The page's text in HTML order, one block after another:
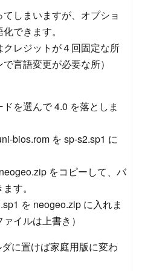
しまいますが、オプショ
できます。
クレジットが４回固定な所
言語変更が必要な所）
を選んで 4.0 を落としま
bios.rom を sp-s2.sp1 に
をコピーして、バ
す。
を neogeo.zip に入れま
イルは上書き）
に置けば家庭用版に変わ